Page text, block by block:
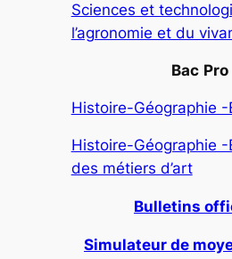
Sciences et
l’agronomie et du
Bac Pro
Histoire-Géographie -
Histoire-Géographie -
des métiers d’art
Bulletins
Simulateur de